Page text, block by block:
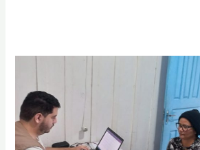
INCRA
realizam
ação